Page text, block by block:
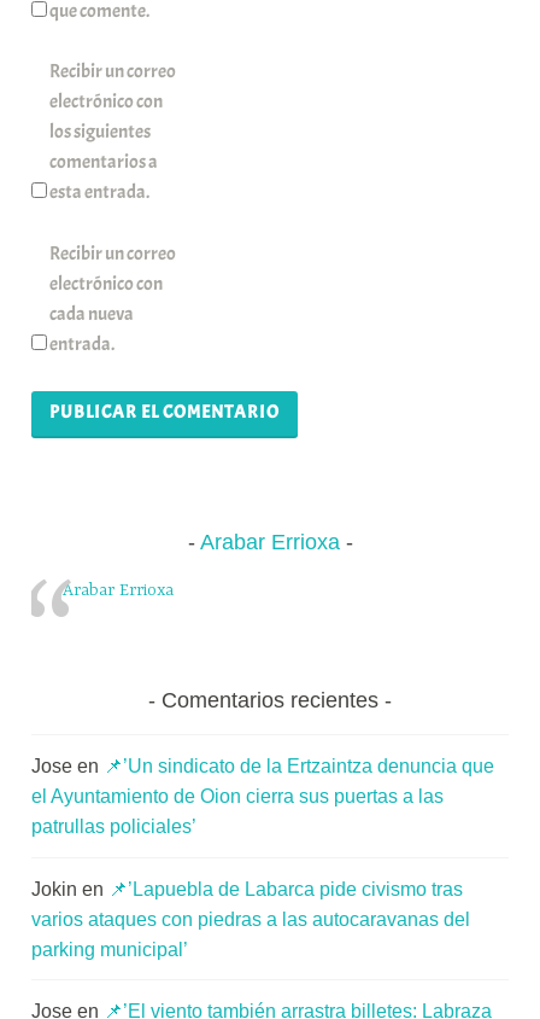
que comente.
Recibir un correo
electrónico con
los siguientes
comentarios a
esta entrada.
Recibir un correo
electrónico con
cada nueva
entrada.
Arabar Errioxa
Arabar Errioxa
Comentarios recientes
Jose en 📌’Un sindicato de la Ertzaintza denuncia que
el Ayuntamiento de Oion cierra sus puertas a las
patrullas policiales’
Jokin en 📌’Lapuebla de Labarca pide civismo tras
varios ataques con piedras a las autocaravanas del
parking municipal’
Jose en 📌’El viento también arrastra billetes: Labraza